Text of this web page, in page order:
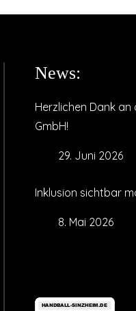
News:
Herzlichen Dank an
GmbH!
29. Juni 2026
Inklusion sichtbar
8. Mai 2026